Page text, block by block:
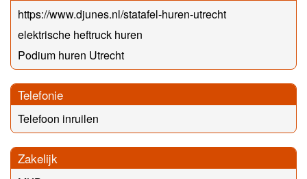
https://www.djunes.nl/statafel-huren-utrecht
elektrische heftruck huren
Podium huren Utrecht
Telefonie
Telefoon inruilen
Zakelijk